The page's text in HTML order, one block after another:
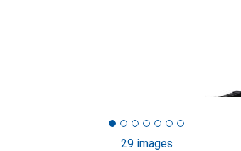
29 images